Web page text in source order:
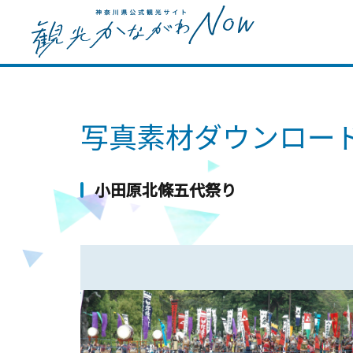
写真素材ダウンロー
小田原北條五代祭り